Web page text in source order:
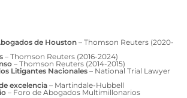
de Houston – Thomson Reuters (2020-
– Thomson Reuters (2016-2024)
– Thomson Reuters (2014-2015)
Litigantes Nacionales – National Trial Lawyer
excelencia – Martindale-Hubbell
– Foro de Abogados Multimillonarios